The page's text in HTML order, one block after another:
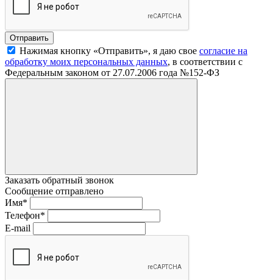
Нажимая кнопку «Отправить», я даю свое согласие на
обработку моих персональных данных, в соответствии с
Федеральным законом от 27.07.2006 года №152-ФЗ
Заказать обратный звонок
Сообщение отправлено
Имя*
Телефон*
E-mail